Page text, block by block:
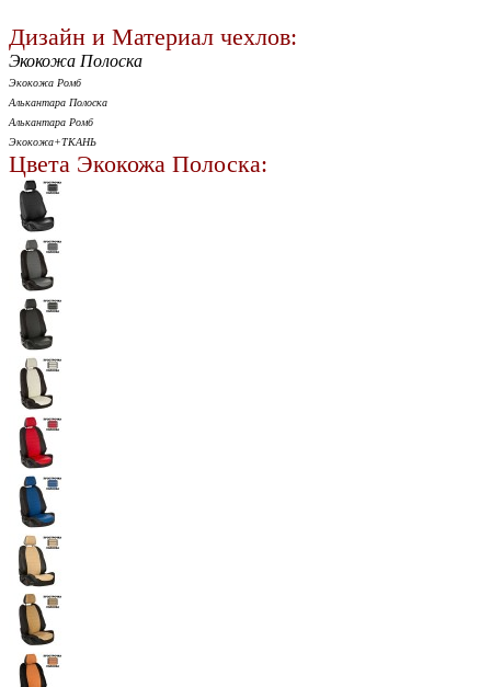
Дизайн и Материал чехлов:
Экокожа Полоска
Экокожа Ромб
Алькантара Полоска
Алькантара Ромб
Экокожа+ТКАНЬ
Цвета Экокожа Полоска: